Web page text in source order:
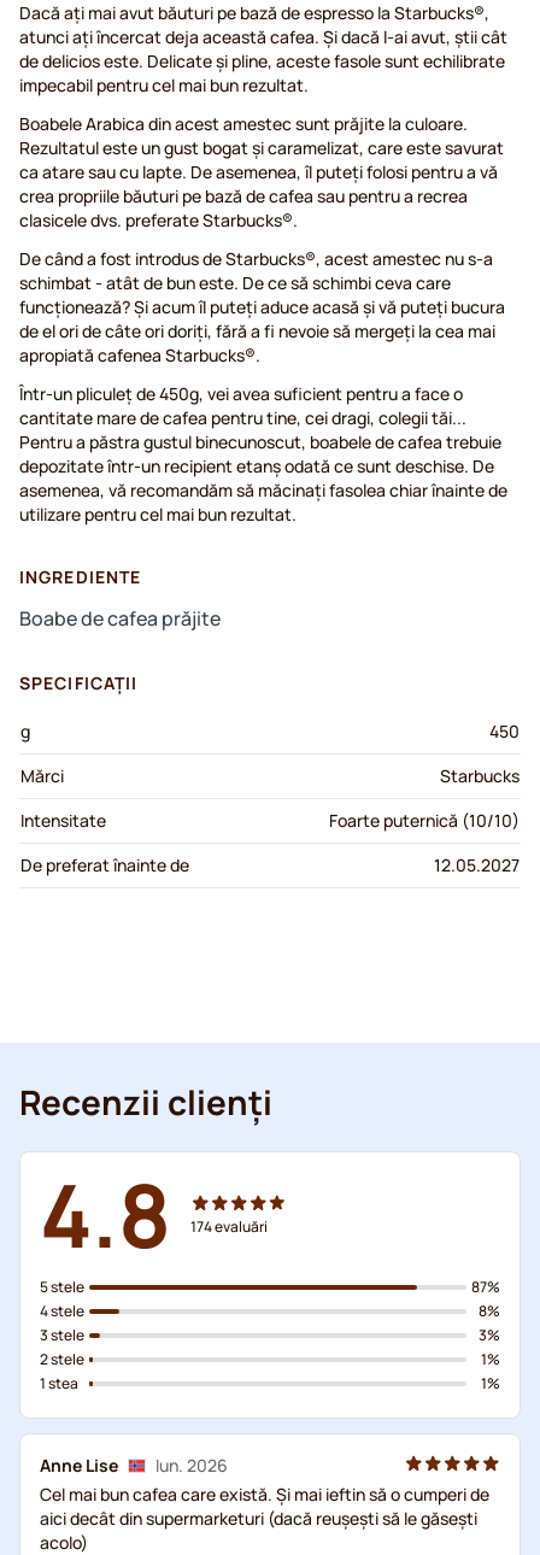
Dacă ați mai avut băuturi pe bază de espresso la Starbucks®,
atunci ați încercat deja această cafea. Și dacă l-ai avut, știi cât
de delicios este. Delicate și pline, aceste fasole sunt echilibrate
impecabil pentru cel mai bun rezultat.
Boabele Arabica din acest amestec sunt prăjite la culoare.
Rezultatul este un gust bogat și caramelizat, care este savurat
ca atare sau cu lapte. De asemenea, îl puteți folosi pentru a vă
crea propriile băuturi pe bază de cafea sau pentru a recrea
clasicele dvs. preferate Starbucks®.
De când a fost introdus de Starbucks®, acest amestec nu s-a
schimbat - atât de bun este. De ce să schimbi ceva care
funcționează? Și acum îl puteți aduce acasă și vă puteți bucura
de el ori de câte ori doriți, fără a fi nevoie să mergeți la cea mai
apropiată cafenea Starbucks®.
Într-un pliculeț de 450g, vei avea suficient pentru a face o
cantitate mare de cafea pentru tine, cei dragi, colegii tăi...
Pentru a păstra gustul binecunoscut, boabele de cafea trebuie
depozitate într-un recipient etanș odată ce sunt deschise. De
asemenea, vă recomandăm să măcinați fasolea chiar înainte de
utilizare pentru cel mai bun rezultat.
INGREDIENTE
Boabe de cafea prăjite
SPECIFICAȚII
g
450
Mărci
Starbucks
Intensitate
Foarte puternică (10/10)
De preferat înainte de
12.05.2027
Recenzii clienți
4.8 174evaluări
5 stele
4 stele
3 stele
2 stele
1 stea
87%
8%
3%
1%
1%
Anne Lise
Iun. 2026
Cel mai bun cafea care există. Și mai ieftin să o cumperi de
aici decât din supermarketuri (dacă reușești să le găsești
acolo)